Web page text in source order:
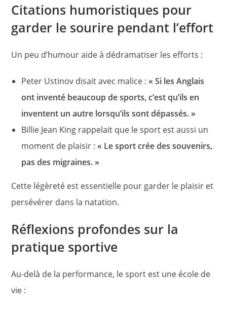
Citations humoristiques pour
garder le sourire pendant l’effort
Un peu d’humour aide à dédramatiser les efforts :
Peter Ustinov disait avec malice :« Si les Anglais
ont inventé beaucoup de sports, c’est qu’ils en
inventent un autre lorsqu’ils sont dépassés. »
Billie Jean King rappelait que le sport est aussi un
moment de plaisir :« Le sport crée des souvenirs,
pas des migraines. »
Cette légèreté est essentielle pour garder le plaisir et
persévérer dans la natation.
Réflexions profondes sur la
pratique sportive
Au-delà de la performance, le sport est une école de
vie :